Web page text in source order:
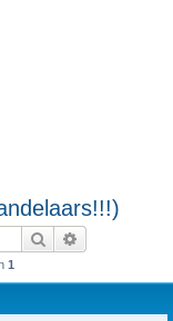
Zoek
1